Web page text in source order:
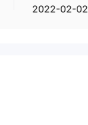
и защиты
Он
свои
2022-02-02